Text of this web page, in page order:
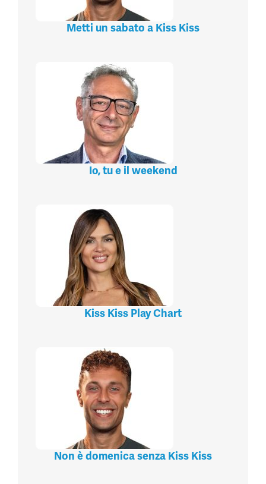
Metti un sabato a Kiss Kiss
Io, tu e il weekend
Kiss Kiss Play Chart
Non è domenica senza Kiss Kiss